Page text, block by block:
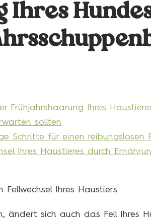
Ihres
Frühjahrshaarung Ihres
sollten
Schritte für einen reibungslosen
Ihres Haustieres durch
Fellwechsel Ihres Haustiers
ändert sich auch das Fell Ihres